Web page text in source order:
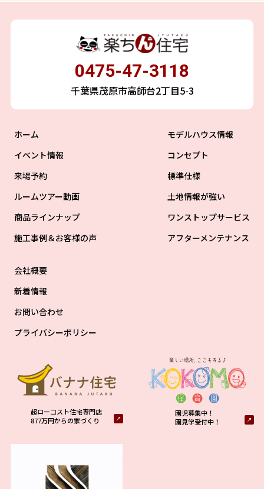
0475-47-3118
千葉県茂原市高師台2丁目5-3
ホーム
イベント情報
来場予約
ルームツアー動画
商品ラインナップ
施工事例＆お客様の声
モデルハウス情報
コンセプト
標準仕様
土地情報が強い
ワンストップサービス
アフターメンテナンス
会社概要
新着情報
お問い合わせ
プライバシーポリシー
超ローコスト住宅専門店
877万円からの家づくり
園児募集中！
園見学受付中！